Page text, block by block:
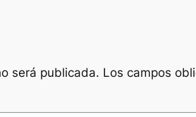
será publicada. Los campos